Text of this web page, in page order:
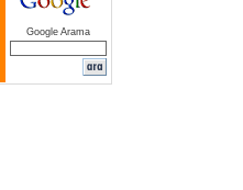
Google Arama